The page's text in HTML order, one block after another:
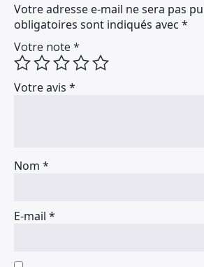
Votre adresse e-mail ne sera pas
obligatoires sont indiqués avec *
Votre note *
Votre avis *
Nom *
E-mail *